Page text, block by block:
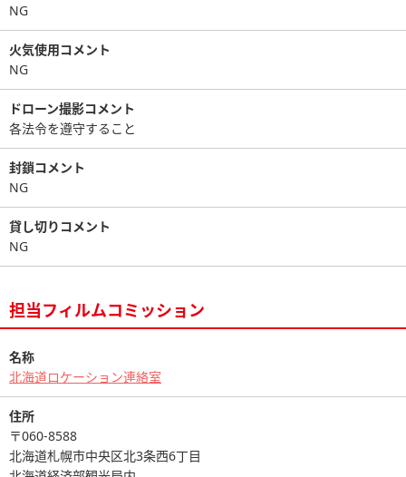
NG
火気使用コメント
NG
ドローン撮影コメント
各法令を遵守すること
封鎖コメント
NG
貸し切りコメント
NG
担当フィルムコミッション
名称
北海道ロケーション連絡室
住所
〒060-8588
北海道札幌市中央区北3条西6丁目